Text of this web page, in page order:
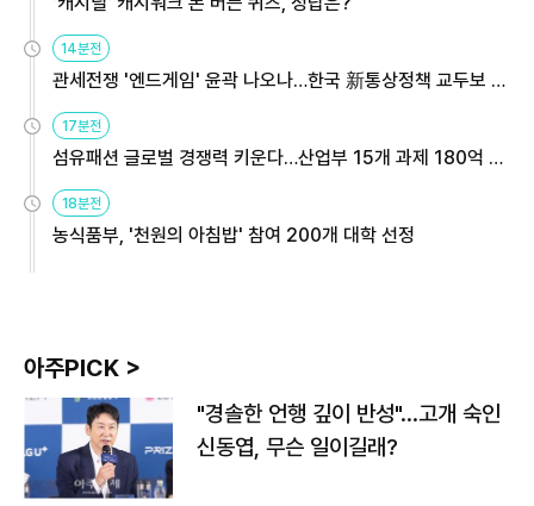
14분전
관세전쟁 '엔드게임' 윤곽 나오나…한국 新통상정책 교두보 활
17분전
섬유패션 글로벌 경쟁력 키운다…산업부 15개 과제 180억 지
18분전
농식품부, '천원의 아침밥' 참여 200개 대학 선정
아주PICK >
"경솔한 언행 깊이 반성"…고개 숙인
신동엽, 무슨 일이길래?